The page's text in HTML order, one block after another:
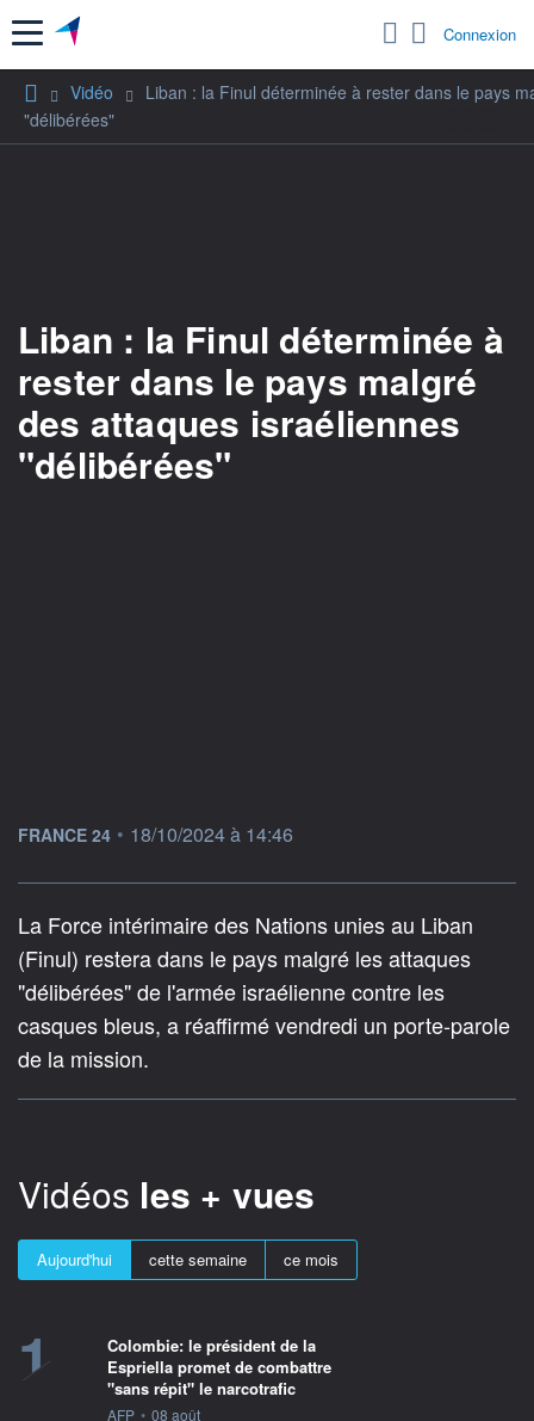
Menu Connexion
Vidéo
Liban : la Finul déterminée à rester dans le pays
"délibérées"
Liban : la Finul déterminée à
rester dans le pays malgré
des attaques israéliennes
"délibérées"
information fournie par
FRANCE 24 • 18/10/2024 à 14:46
La Force intérimaire des Nations unies au Liban
(Finul) restera dans le pays malgré les attaques
"délibérées" de l'armée israélienne contre les
casques bleus, a réaffirmé vendredi un porte-parole
de la mission.
Vidéos les + vues
Aujourd'hui cette semaine ce mois
1
Colombie: le président de la
Espriella promet de combattre
"sans répit" le narcotrafic
information fournie par
AFP • 08 août